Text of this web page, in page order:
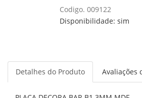
Codigo. 009122
Disponibilidade: sim
Detalhes do Produto Avaliações